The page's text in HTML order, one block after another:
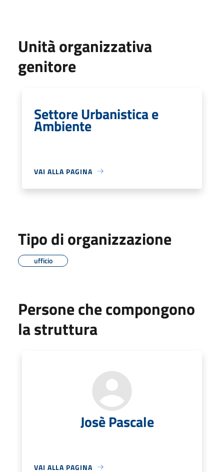
Unità organizzativa
genitore
Settore Urbanistica e
Ambiente
VAI ALLA PAGINA
Tipo di organizzazione
ufficio
Persone che compongono
la struttura
Josè Pascale
VAI ALLA PAGINA